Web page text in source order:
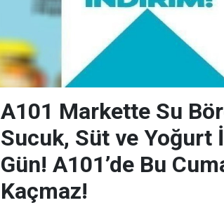
A101 Markette Su
Sucuk, Süt ve Yoğurt
Gün! A101’de Bu
Kaçmaz!